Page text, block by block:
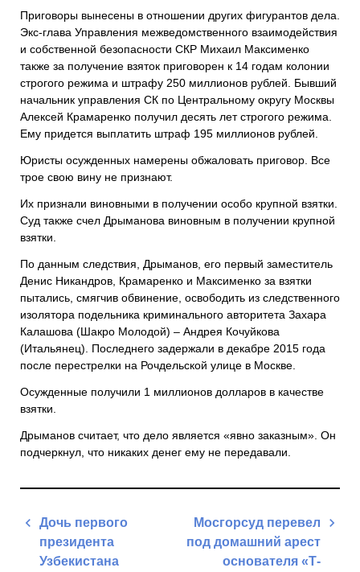
Приговоры вынесены в отношении других фигурантов дела.
Экс-глава Управления межведомственного взаимодействия
и собственной безопасности СКР Михаил Максименко
также за получение взяток приговорен к 14 годам колонии
строгого режима и штрафу 250 миллионов рублей. Бывший
начальник управления СК по Центральному округу Москвы
Алексей Крамаренко получил десять лет строгого режима.
Ему придется выплатить штраф 195 миллионов рублей.
Юристы осужденных намерены обжаловать приговор. Все
трое свою вину не признают.
Их признали виновными в получении особо крупной взятки.
Суд также счел Дрыманова виновным в получении крупной
взятки.
По данным следствия, Дрыманов, его первый заместитель
Денис Никандров, Крамаренко и Максименко за взятки
пытались, смягчив обвинение, освободить из следственного
изолятора подельника криминального авторитета Захара
Калашова (Шакро Молодой) – Андрея Кочуйкова
(Итальянец). Последнего задержали в декабре 2015 года
после перестрелки на Рочдельской улице в Москве.
Осужденные получили 1 миллионов долларов в качестве
взятки.
Дрыманов считает, что дело является «явно заказным». Он
подчеркнул, что никаких денег ему не передавали.
Навигация
записям
Дочь первого
президента
Узбекистана
Мосгорсуд перевел
под домашний арест
основателя «Т-